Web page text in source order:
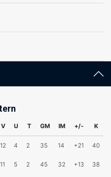
V U T GM IM +/- K
12 4 2 35 14 +21 40
11 5 2 45 32 +13 38